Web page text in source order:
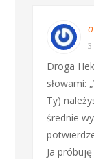
3
Droga
słowami:
Ty)
średnie
Ja